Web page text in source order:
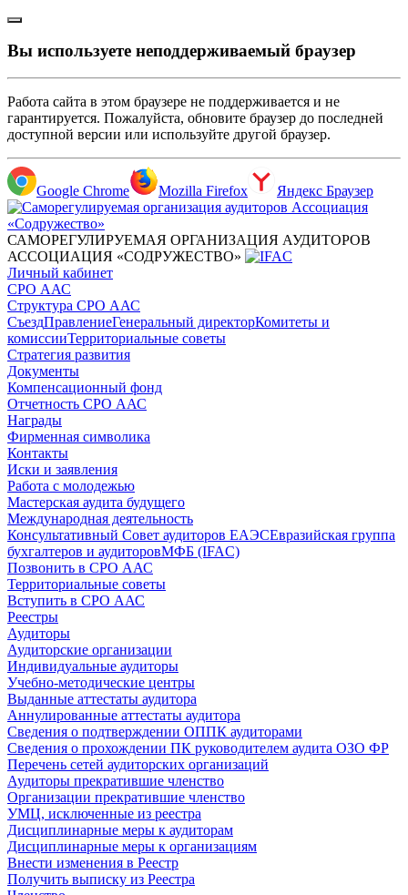
Вы используете неподдерживаемый браузер
Работа сайта в этом браузере не поддерживается и не
гарантируется. Пожалуйста, обновите браузер до последней
доступной версии или используйте другой браузер.
Google Chrome Mozilla Firefox Яндекс Браузер
САМОРЕГУЛИРУЕМАЯ ОРГАНИЗАЦИЯ АУДИТОРОВ
АССОЦИАЦИЯ «СОДРУЖЕСТВО»
Личный кабинет
СРО ААС
Структура СРО ААС
СъездПравлениеГенеральный директорКомитеты и
комиссииТерриториальные советы
Стратегия развития
Документы
Компенсационный фонд
Отчетность СРО ААС
Награды
Фирменная символика
Контакты
Иски и заявления
Работа с молодежью
Мастерская аудита будущего
Международная деятельность
Консультативный Совет аудиторов ЕАЭСЕвразийская группа
бухгалтеров и аудиторовМФБ (IFAC)
Позвонить в СРО ААС
Территориальные советы
Вступить в СРО ААС
Реестры
Аудиторы
Аудиторские организации
Индивидуальные аудиторы
Учебно-методические центры
Выданные аттестаты аудитора
Аннулированные аттестаты аудитора
Сведения о подтверждении ОППК аудиторами
Сведения о прохождении ПК руководителем аудита ОЗО ФР
Перечень сетей аудиторских организаций
Аудиторы прекратившие членство
Организации прекратившие членство
УМЦ, исключенные из реестра
Дисциплинарные меры к аудиторам
Дисциплинарные меры к организациям
Внести изменения в Реестр
Получить выписку из Реестра